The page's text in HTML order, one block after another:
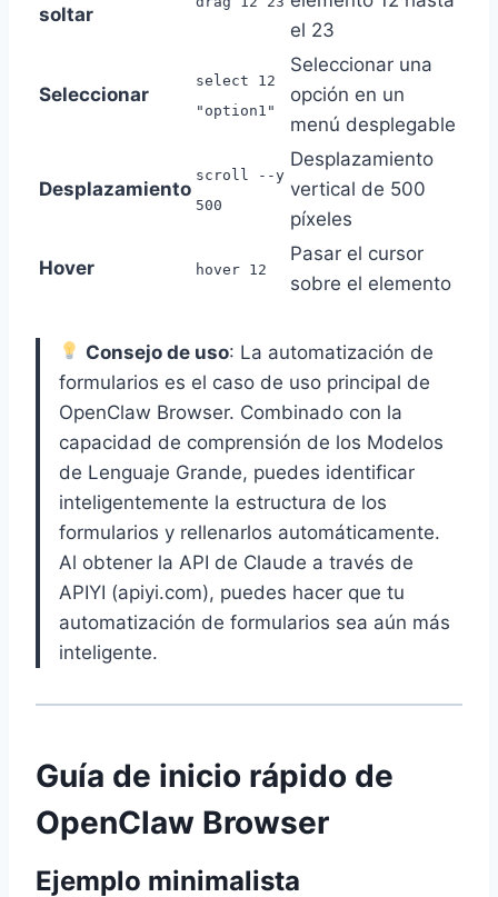
soltar
el 23
Seleccionar
select 12
"option1"
Seleccionar una
opción en un
menú desplegable
Desplazamiento
scroll --y
500
Desplazamiento
vertical de 500
píxeles
Hover hover 12
Pasar el cursor
sobre el elemento
Consejo de uso: La automatización de
formularios es el caso de uso principal de
OpenClaw Browser. Combinado con la
capacidad de comprensión de los Modelos
de Lenguaje Grande, puedes identificar
inteligentemente la estructura de los
formularios y rellenarlos automáticamente.
Al obtener la API de Claude a través de
APIYI (apiyi.com), puedes hacer que tu
automatización de formularios sea aún más
inteligente.
Guía de inicio rápido de
OpenClaw Browser
Ejemplo minimalista